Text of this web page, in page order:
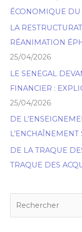
ÉCONOMIQUE DU
LA
RÉANIMATION
25/04/2026
LE SENEGAL
FINANCIER :
25/04/2026
DE
DE LA TRAQUE
TRAQUE DES
h
e
r
c
h
e
r